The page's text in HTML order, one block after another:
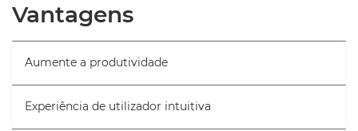
Caraterísticas técnicas
Vantagens
Aumente a produtividade
Experiência de utilizador intuitiva